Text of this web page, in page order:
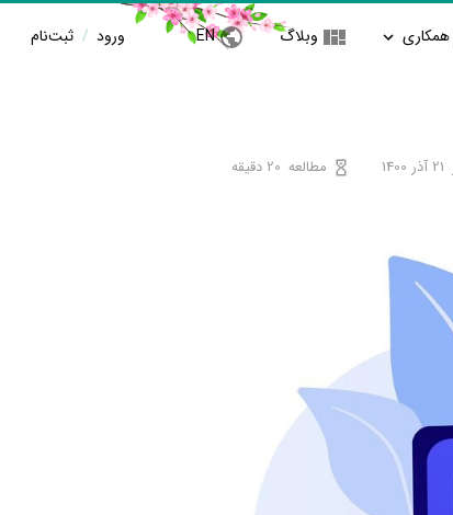
همکاری وبلاگ EN ورود / ثبت‌نام
21 آذر 1400 مطالعه 20 دقیقه